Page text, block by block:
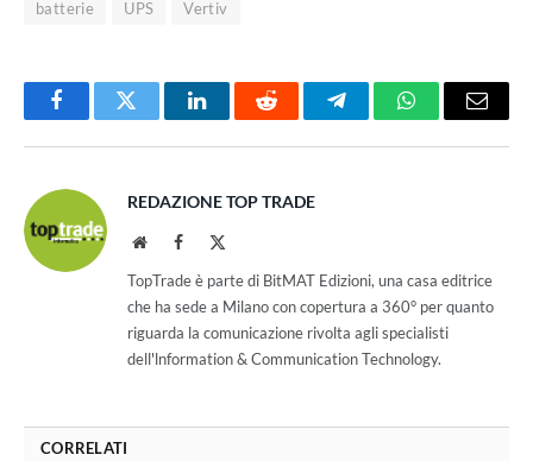
batterie UPS Vertiv
FacebookTwitter LinkedInReddit TelegramWhatsAppEmail
REDAZIONE TOP TRADE
WebsiteFacebook
TopTrade è parte di BitMAT Edizioni, una casa editrice
che ha sede a Milano con copertura a 360° per quanto
riguarda la comunicazione rivolta agli specialisti
dell'lnformation & Communication Technology.
CORRELATI